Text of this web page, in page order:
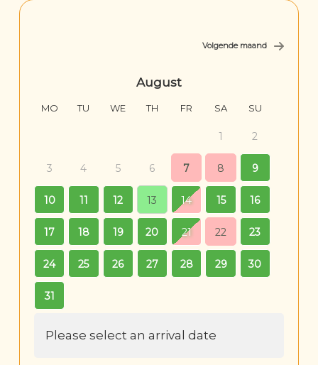
August
MO TU WE TH FR SA SU
1 2
3 4 5 6 7 8 9
10 11 12 13 14 15 16
17 18 19 20 21 22 23
24 25 26 27 28 29 30
31
Please select an arrival date